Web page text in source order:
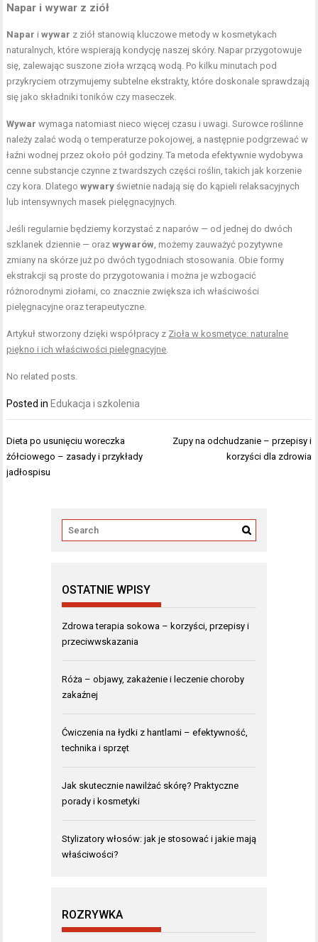
Napar i wywar z ziół
Napar iwywar z ziół stanowią kluczowe metody w kosmetykach
naturalnych, które wspierają kondycję naszej skóry. Napar przygotowuje
się, zalewając suszone zioła wrzącą wodą. Po kilku minutach pod
przykryciem otrzymujemy subtelne ekstrakty, które doskonale sprawdzają
się jako składniki toników czy maseczek.
Wywar wymaga natomiast nieco więcej czasu i uwagi. Surowce roślinne
należy zalać wodą o temperaturze pokojowej, a następnie podgrzewać w
łaźni wodnej przez około pół godziny. Ta metoda efektywnie wydobywa
cenne substancje czynne z twardszych części roślin, takich jak korzenie
czy kora. Dlategowywary świetnie nadają się do kąpieli relaksacyjnych
lub intensywnych masek pielęgnacyjnych.
Jeśli regularnie będziemy korzystać z naparów — od jednej do dwóch
szklanek dziennie — orazwywarów , możemy zauważyć pozytywne
zmiany na skórze już po dwóch tygodniach stosowania. Obie formy
ekstrakcji są proste do przygotowania i można je wzbogacić
różnorodnymi ziołami, co znacznie zwiększa ich właściwości
pielęgnacyjne oraz terapeutyczne.
Artykuł stworzony dzięki współpracy z Zioła w kosmetyce: naturalne
piękno i ich właściwości pielęgnacyjne
No related posts.
Posted in Edukacja i szkolenia
Nawigacja
wpisu
Dieta po usunięciu woreczka
żółciowego – zasady i przykłady
jadłospisu
Zupy na odchudzanie – przepisy i
korzyści dla zdrowia
OSTATNIE WPISY
Zdrowa terapia sokowa – korzyści, przepisy i
przeciwwskazania
Róża – objawy, zakażenie i leczenie choroby
zakaźnej
Ćwiczenia na łydki z hantlami – efektywność,
technika i sprzęt
Jak skutecznie nawilżać skórę? Praktyczne
porady i kosmetyki
Stylizatory włosów: jak je stosować i jakie mają
właściwości?
ROZRYWKA